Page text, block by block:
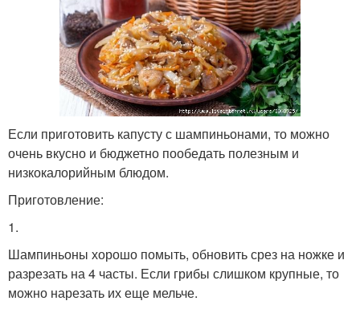
Если приготовить капусту с шампиньонами, то можно
очень вкусно и бюджетно пообедать полезным и
низкокалорийным блюдом.
Приготовление:
1.
Шампиньоны хорошо помыть, обновить срез на ножке и
разрезать на 4 часты. Если грибы слишком крупные, то
можно нарезать их еще мельче.